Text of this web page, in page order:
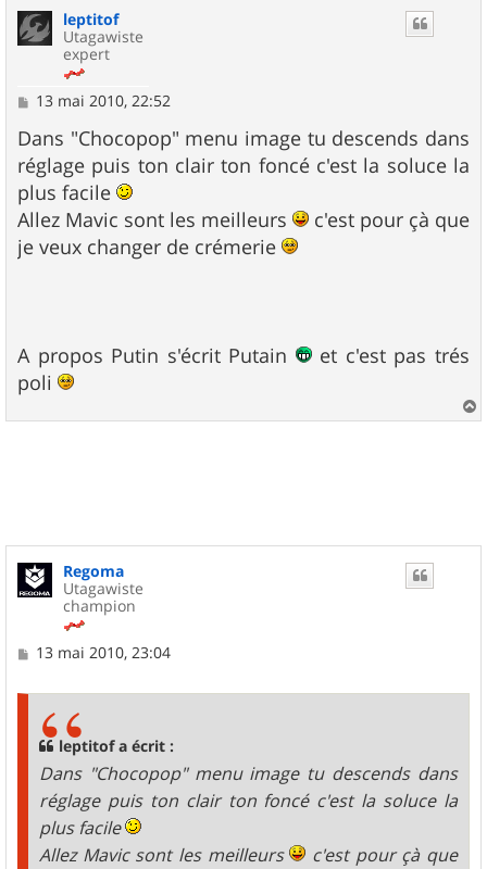
leptitof
Utagawiste
expert
M
s
s
a
g
e
13 mai 2010, 22:52
Dans "Chocopop" menu image tu descends dans
réglage puis ton clair ton foncé c'est la soluce la
plus facile
Allez Mavic sont les meilleurs
c'est pour çà que
je veux changer de crémerie
A propos Putin s'écrit Putain
et c'est pas trés
poli
a
Regoma
Utagawiste
champion
M13 mai 2010, 23:04
leptitof a écrit :
Dans "Chocopop" menu image tu descends dans
réglage puis ton clair ton foncé c'est la soluce la
plus facile
Allez Mavic sont les meilleurs
c'est pour çà que